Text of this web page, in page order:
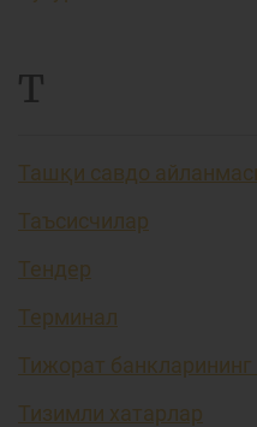
Т
Ташқи савдо
Таъсисчилар
Тендер
Терминал
Тижорат
Тизимли хатарлар